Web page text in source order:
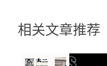
相关文章推荐